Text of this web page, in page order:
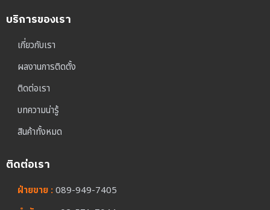
บริการของเรา
เกี่ยวกับเรา
ผลงานการติดตั้ง
ติดต่อเรา
บทความน่ารู้
สินค้าทั้งหมด
ติดต่อเรา
ฝ่ายขาย :089-949-7405